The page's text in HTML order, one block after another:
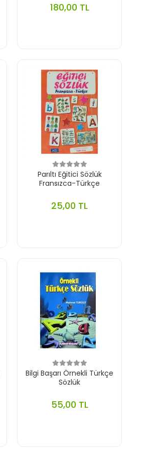
180,00 TL
Parıltı Eğitici Sözlük
Fransızca-Türkçe
25,00 TL
Bilgi Başarı Örnekli Türkçe
Sözlük
55,00 TL